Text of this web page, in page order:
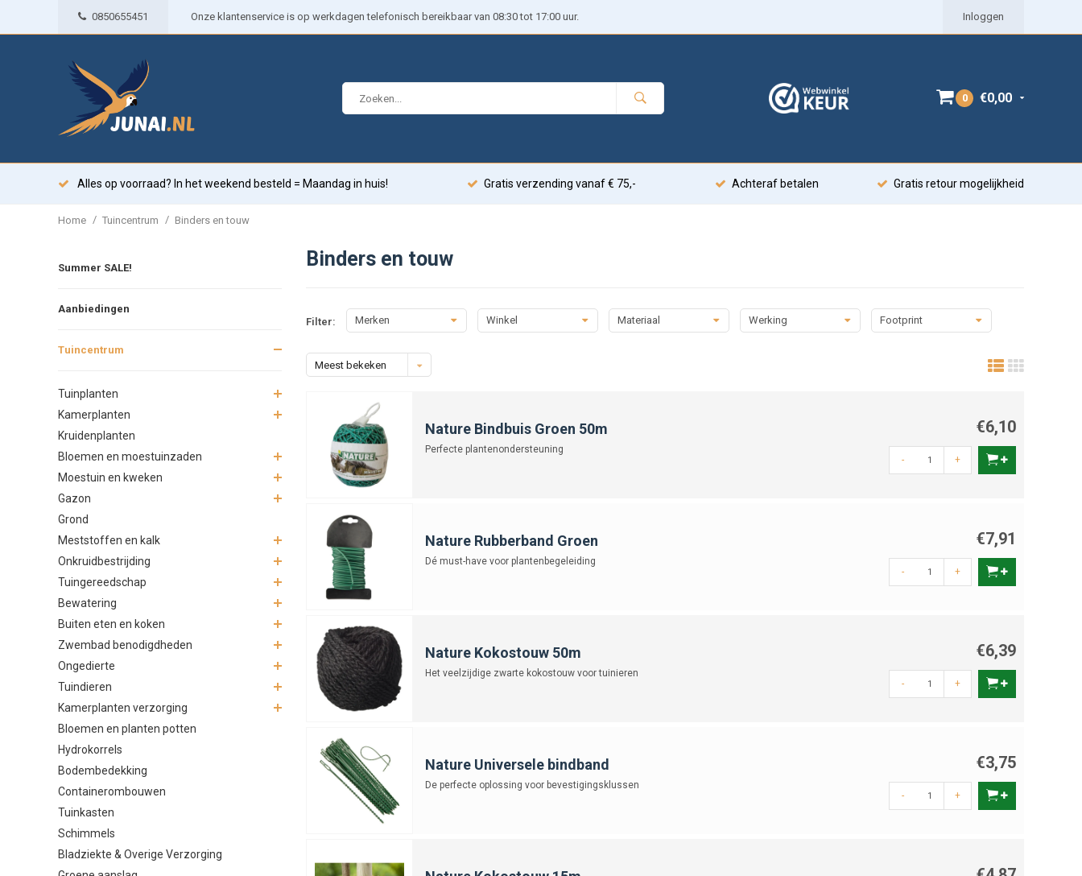
0850655451 Onze klantenservice is op werkdagen telefonisch bereikbaar van 08:30 tot 17:00 uur. Inloggen
0 €0,00
Alles op voorraad? In het weekend besteld = Maandag in huis! Gratis verzending vanaf € 75,- Achteraf betalen Gratis retour mogelijkheid
Home / Tuincentrum / Binders en touw
Summer SALE!
Aanbiedingen
Tuincentrum
Tuinplanten
Kamerplanten
Kruidenplanten
Bloemen en moestuinzaden
Moestuin en kweken
Gazon
Grond
Meststoffen en kalk
Onkruidbestrijding
Tuingereedschap
Bewatering
Buiten eten en koken
Zwembad benodigdheden
Ongedierte
Tuindieren
Kamerplanten verzorging
Bloemen en planten potten
Hydrokorrels
Bodembedekking
Containerombouwen
Tuinkasten
Schimmels
Bladziekte & Overige Verzorging
Binders en touw
Filter: Merken Winkel Materiaal Werking Footprint
Meest bekeken
Nature Bindbuis Groen 50m
Perfecte plantenondersteuning
€6,10
- +
Nature Rubberband Groen
Dé must-have voor plantenbegeleiding
€7,91
- +
Nature Kokostouw 50m
Het veelzijdige zwarte kokostouw voor tuinieren
€6,39
- +
Nature Universele bindband
De perfecte oplossing voor bevestigingsklussen
€3,75
- +